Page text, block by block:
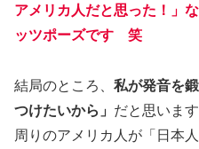
アメリカ人だと思った！」
ッツポーズです 笑
結局のところ、 私が発音を
つけたいから」 だと思います
周りのアメリカ人が「日本